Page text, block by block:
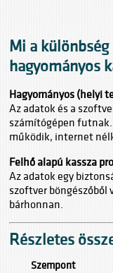
Mi a
hagyományos
Hagyományos (helyi
Az adatok és a
számítógépen
működik, internet
Felhő alapú kassza
Az adatok egy
szoftver böngészőből
bárhonnan.
Részletes
Szempont